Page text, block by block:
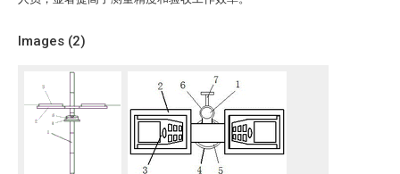
Images (2)